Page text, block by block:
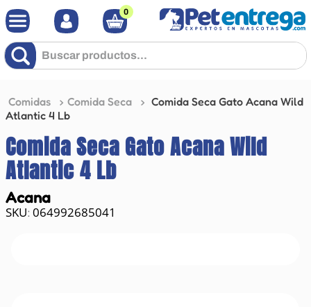
0
Buscar productos...
Comidas Comida Seca
Comida Seca Gato Acana Wild
Atlantic 4 Lb
Comida Seca Gato Acana Wild
Atlantic 4 Lb
Acana
: 064992685041